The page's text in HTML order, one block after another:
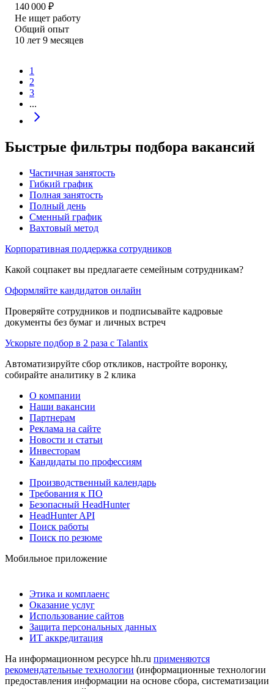
140 000 ₽
Не ищет работу
Общий опыт
10 лет 9 месяцев
1
2
3
...
Быстрые фильтры подбора вакансий
Частичная занятость
Гибкий график
Полная занятость
Полный день
Сменный график
Вахтовый метод
Корпоративная поддержка сотрудников
Какой соцпакет вы предлагаете семейным сотрудникам?
Оформляйте кандидатов онлайн
Проверяйте сотрудников и подписывайте кадровые
документы без бумаг и личных встреч
Ускорьте подбор в 2 раза с Talantix
Автоматизируйте сбор откликов, настройте воронку,
собирайте аналитику в 2 клика
О компании
Наши вакансии
Партнерам
Реклама на сайте
Новости и статьи
Инвесторам
Кандидаты по профессиям
Производственный календарь
Требования к ПО
Безопасный HeadHunter
HeadHunter API
Поиск работы
Поиск по резюме
Мобильное приложение
Этика и комплаенс
Оказание услуг
Использование сайтов
Защита персональных данных
ИТ аккредитация
На информационном ресурсе hh.ru применяются
рекомендательные технологии (информационные технологии
предоставления информации на основе сбора, систематизации